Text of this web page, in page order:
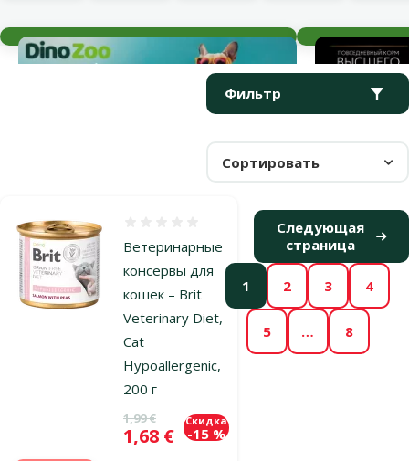
Фильтр
Сортировать
Продукты в категории Ветеринарные консервы для кошек
Ветеринарные
консервы для
кошек – Brit
Veterinary Diet,
Cat
Hypoallergenic,
200 г
Исходная цена
1,99 €
Цена
1,68 €
Скидка
-15 %
1 2 3 4
5 … 8
Следующая
страница